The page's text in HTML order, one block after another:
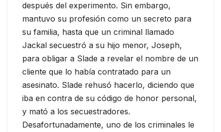
después del experimento. Sin embargo,
mantuvo su profesión como un secreto para
su familia, hasta que un criminal llamado
Jackal secuestró a su hijo menor, Joseph,
para obligar a Slade a revelar el nombre de un
cliente que lo había contratado para un
asesinato. Slade rehusó hacerlo, diciendo que
iba en contra de su código de honor personal,
y mató a los secuestradores.
Desafortunadamente, uno de los criminales le